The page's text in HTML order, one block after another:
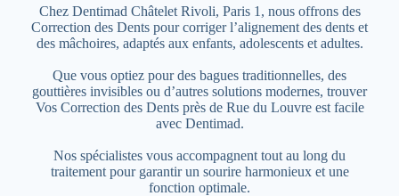
Chez Dentimad Châtelet Rivoli, Paris 1, nous offrons des
Correction des Dents pour corriger l’alignement des dents et
des mâchoires, adaptés aux enfants, adolescents et adultes.
Que vous optiez pour des bagues traditionnelles, des
gouttières invisibles ou d’autres solutions modernes, trouver
Vos Correction des Dents près de Rue du Louvre est facile
avec Dentimad.
Nos spécialistes vous accompagnent tout au long du
traitement pour garantir un sourire harmonieux et une
fonction optimale.